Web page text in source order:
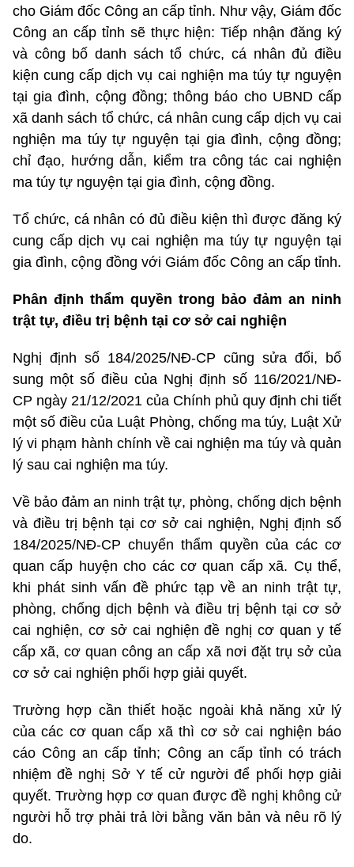
cho Giám đốc Công an cấp tỉnh. Như vậy, Giám đốc
Công an cấp tỉnh sẽ thực hiện: Tiếp nhận đăng ký
và công bố danh sách tổ chức, cá nhân đủ điều
kiện cung cấp dịch vụ cai nghiện ma túy tự nguyện
tại gia đình, cộng đồng; thông báo cho UBND cấp
xã danh sách tổ chức, cá nhân cung cấp dịch vụ cai
nghiện ma túy tự nguyện tại gia đình, cộng đồng;
chỉ đạo, hướng dẫn, kiểm tra công tác cai nghiện
ma túy tự nguyện tại gia đình, cộng đồng.
Tổ chức, cá nhân có đủ điều kiện thì được đăng ký
cung cấp dịch vụ cai nghiện ma túy tự nguyện tại
gia đình, cộng đồng với Giám đốc Công an cấp tỉnh.
Phân định thẩm quyền trong bảo đảm an ninh
trật tự, điều trị bệnh tại cơ sở cai nghiện
Nghị định số 184/2025/NĐ-CP cũng sửa đổi, bổ
sung một số điều của Nghị định số 116/2021/NĐ-
CP ngày 21/12/2021 của Chính phủ quy định chi tiết
một số điều của Luật Phòng, chống ma túy, Luật Xử
lý vi phạm hành chính về cai nghiện ma túy và quản
lý sau cai nghiện ma túy.
Về bảo đảm an ninh trật tự, phòng, chống dịch bệnh
và điều trị bệnh tại cơ sở cai nghiện, Nghị định số
184/2025/NĐ-CP chuyển thẩm quyền của các cơ
quan cấp huyện cho các cơ quan cấp xã. Cụ thể,
khi phát sinh vấn đề phức tạp về an ninh trật tự,
phòng, chống dịch bệnh và điều trị bệnh tại cơ sở
cai nghiện, cơ sở cai nghiện đề nghị cơ quan y tế
cấp xã, cơ quan công an cấp xã nơi đặt trụ sở của
cơ sở cai nghiện phối hợp giải quyết.
Trường hợp cần thiết hoặc ngoài khả năng xử lý
của các cơ quan cấp xã thì cơ sở cai nghiện báo
cáo Công an cấp tỉnh; Công an cấp tỉnh có trách
nhiệm đề nghị Sở Y tế cử người để phối hợp giải
quyết. Trường hợp cơ quan được đề nghị không cử
người hỗ trợ phải trả lời bằng văn bản và nêu rõ lý
do.